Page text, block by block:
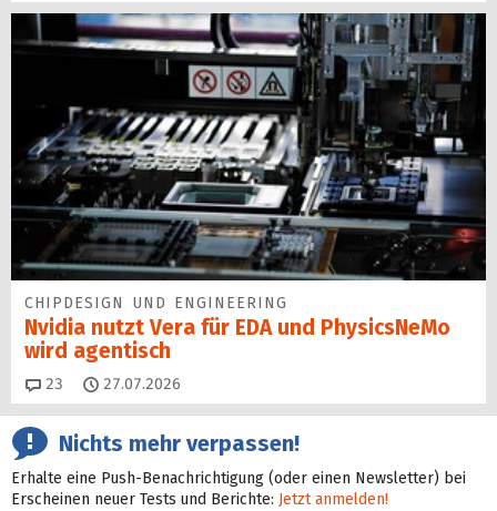
CHIPDESIGN UND ENGINEERING
Nvidia nutzt Vera für EDA und PhysicsNeMo
wird agentisch
23 Kommentare
27.07.2026
Nichts mehr verpassen!
Erhalte eine Push-Benachrichtigung (oder einen Newsletter) bei
Erscheinen neuer Tests und Berichte: Jetzt anmelden!